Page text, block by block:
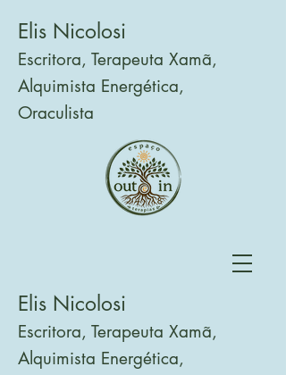
Elis Nicolosi
Escritora, Terapeuta Xamã,
Alquimista Energética,
Oraculista
Elis Nicolosi
Escritora, Terapeuta Xamã,
Alquimista Energética,